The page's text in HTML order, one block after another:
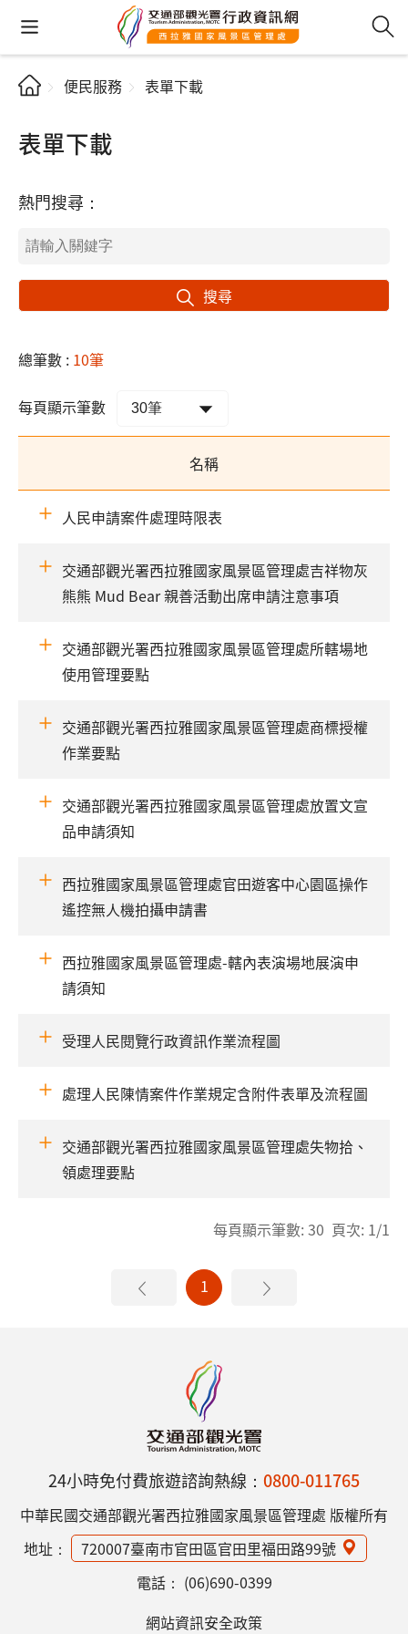
便民服務 表單下載
表單下載
熱門搜尋：
搜尋
總筆數 : 10筆
每頁顯示筆數
名稱
人民申請案件處理時限表
交通部觀光署西拉雅國家風景區管理處吉祥物灰
熊熊 Mud Bear 親善活動出席申請注意事項
交通部觀光署西拉雅國家風景區管理處所轄場地
使用管理要點
交通部觀光署西拉雅國家風景區管理處商標授權
作業要點
交通部觀光署西拉雅國家風景區管理處放置文宣
品申請須知
西拉雅國家風景區管理處官田遊客中心園區操作
遙控無人機拍攝申請書
西拉雅國家風景區管理處-轄內表演場地展演申
請須知
受理人民閱覽行政資訊作業流程圖
處理人民陳情案件作業規定含附件表單及流程圖
交通部觀光署西拉雅國家風景區管理處失物拾、
領處理要點
每頁顯示筆數: 30 頁次: 1/1
1
24小時免付費旅遊諮詢熱線： 0800-011765
中華民國交通部觀光署西拉雅國家風景區管理處 版權所有
地址：
720007臺南市官田區官田里福田路99號
電話： (06)690-0399
網站資訊安全政策